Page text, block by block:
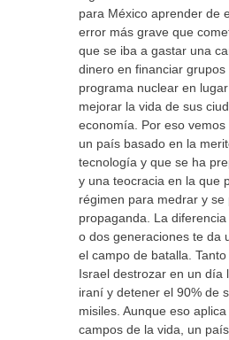
para México aprender de
error más grave que
que se iba a gastar una
dinero en financiar grupos
programa nuclear en
mejorar la vida de sus
economía. Por eso
un país basado en la
tecnología y que se ha
y una teocracia en la que
régimen para medrar y se
propaganda. La diferencia
o dos generaciones te da
el campo de batalla.
Israel destrozar en un día
iraní y detener el 90% de
misiles. Aunque eso
campos de la vida, un